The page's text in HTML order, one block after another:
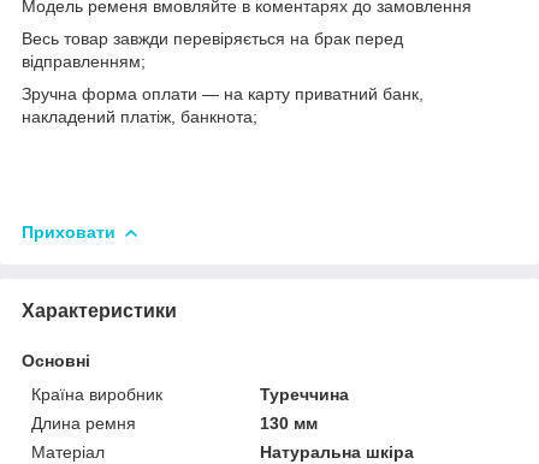
Модель ременя вмовляйте в коментарях до замовлення
Весь товар завжди перевіряється на брак перед
відправленням;
Зручна форма оплати — на карту приватний банк,
накладений платіж, банкнота;
Приховати
Характеристики
Основні
Країна виробник
Туреччина
Длина ремня
130 мм
Матеріал
Натуральна шкіра